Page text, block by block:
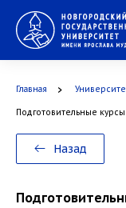
Главная
Подготовительные
Назад